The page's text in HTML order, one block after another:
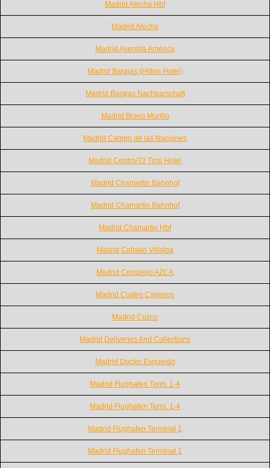
Madrid Atocha Hbf
Madrid Atocha
Madrid Avenida América
Madrid Barajas (Hilton Hotel)
Madrid Barajas Nachbarschaft
Madrid Bravo Murillo
Madrid Campo de las Naciones
Madrid Centro/T3 Tirol Hotel
Madrid Chamartin Bahnhof
Madrid Chamartin Bahnhof
Madrid Chamartin Hbf
Madrid Collado Villalba
Madrid Complejo AZCA
Madrid Cuatro Caminos
Madrid Cuzco
Madrid Deliveries And Collections
Madrid Doctor Esquerdo
Madrid Flughafen Term. 1-4
Madrid Flughafen Term. 1-4
Madrid Flughafen Terminal 1
Madrid Flughafen Terminal 1